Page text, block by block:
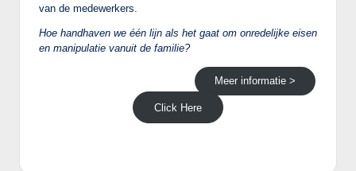
van de medewerkers.
Hoe handhaven we één lijn als het gaat om onredelijke eisen
en manipulatie vanuit de familie?
Meer informatie >
Click Here